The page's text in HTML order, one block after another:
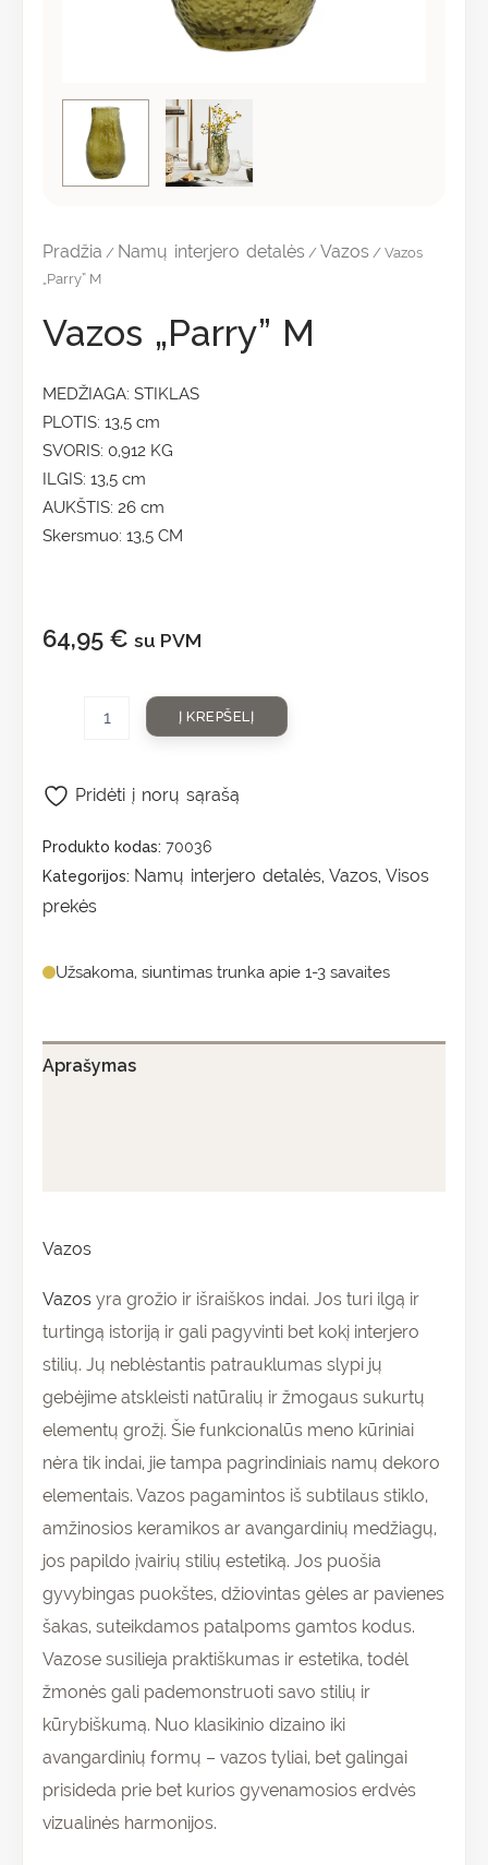
Pradžia / Namų interjero detalės /Vazos / Vazos
„Parry” M
Vazos „Parry” M
MEDŽIAGA: STIKLAS
PLOTIS: 13,5 cm
SVORIS: 0,912 KG
ILGIS: 13,5 cm
AUKŠTIS: 26 cm
Skersmuo: 13,5 CM
64,95 € su PVM
Į KREPŠELĮ
Produkto kodas: 70036
Kategorijos: Namų interjero detalės, Vazos, Visos
prekės
Užsakoma, siuntimas trunka apie 1-3 savaites
Pridėti į norų sąrašą
Aprašymas
Vazos
Vazos yra grožio ir išraiškos indai. Jos turi ilgą ir
turtingą istoriją ir gali pagyvinti bet kokį interjero
stilių. Jų neblėstantis patrauklumas slypi jų
gebėjime atskleisti natūralių ir žmogaus sukurtų
elementų grožį. Šie funkcionalūs meno kūriniai
nėra tik indai, jie tampa pagrindiniais namų dekoro
elementais. Vazos pagamintos iš subtilaus stiklo,
amžinosios keramikos ar avangardinių medžiagų,
jos papildo įvairių stilių estetiką. Jos puošia
gyvybingas puokštes, džiovintas gėles ar pavienes
šakas, suteikdamos patalpoms gamtos kodus.
Vazose susilieja praktiškumas ir estetika, todėl
žmonės gali pademonstruoti savo stilių ir
kūrybiškumą. Nuo klasikinio dizaino iki
avangardinių formų – vazos tyliai, bet galingai
prisideda prie bet kurios gyvenamosios erdvės
vizualinės harmonijos.